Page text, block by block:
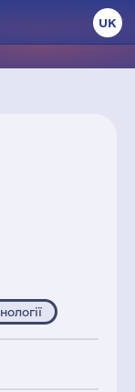
UK